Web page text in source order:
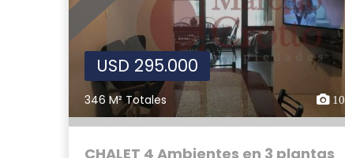
USD 295.000
346 M² Totales 10
CHALET 4 Ambientes en 3 plantas